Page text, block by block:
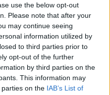
use the below opt-out
Please note that after your
may continue seeing
information utilized by
to third parties prior to
opt-out of the further
by third parties on the
This information may
on the IAB’s List of
vyriausybė nuo
10-osios įvedė
Kraslavos,
ir